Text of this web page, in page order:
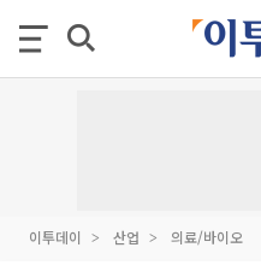
이투데이 산업 의료/바이오